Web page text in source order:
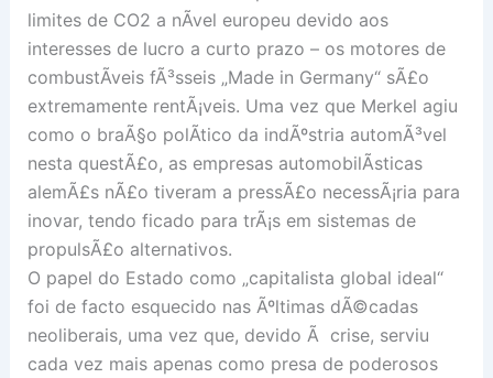
limites de CO2 a nÃ­vel europeu devido aos
interesses de lucro a curto prazo – os motores de
combustÃ­veis fÃ³sseis „Made in Germany“ sÃ£o
extremamente rentÃ¡veis. Uma vez que Merkel agiu
como o braÃ§o polÃ­tico da indÃºstria automÃ³vel
nesta questÃ£o, as empresas automobilÃ­sticas
alemÃ£s nÃ£o tiveram a pressÃ£o necessÃ¡ria para
inovar, tendo ficado para trÃ¡s em sistemas de
propulsÃ£o alternativos.
O papel do Estado como „capitalista global ideal“
foi de facto esquecido nas Ãºltimas dÃ©cadas
neoliberais, uma vez que, devido Ã crise, serviu
cada vez mais apenas como presa de poderosos